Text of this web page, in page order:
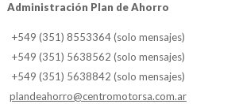
Administración Plan de Ahorro
+549 (351) 8553364 (solo mensajes)
+549 (351) 5638562 (solo mensajes)
+549 (351) 5638842 (solo mensajes)
plandeahorro@centromotorsa.com.ar